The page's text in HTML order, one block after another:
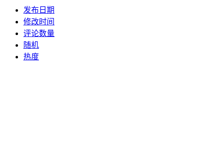
发布日期
修改时间
评论数量
随机
热度